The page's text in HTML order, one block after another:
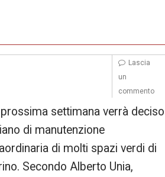
settimana verrà deciso
di manutenzione
di molti spazi verdi di
Secondo Alberto Unia,
Lascia
un
commento